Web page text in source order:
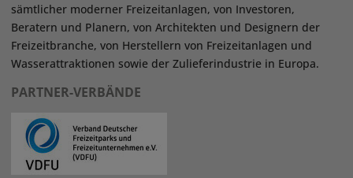
sämtlicher moderner Freizeitanlagen, von Investoren,
Beratern und Planern, von Architekten und Designern der
Freizeitbranche, von Herstellern von Freizeitanlagen und
Wasserattraktionen sowie der Zulieferindustrie in Europa.
PARTNER-VERBÄNDE